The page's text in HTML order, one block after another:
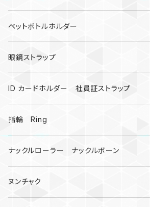
カウベル 熊鈴
昆虫
ミツバチ
AirTag
戦国武将、侍
悪魔の鍵
爬虫類、蛇
ペットボトルホルダー
眼鏡ストラップ
ID カードホルダー 社員証ストラップ
指輪 Ring
ナックルローラー ナックルボーン
ヌンチャク